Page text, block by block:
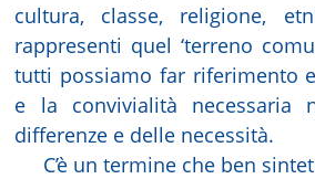
cultura, classe, religione,
rappresenti quel ‘terreno
tutti possiamo far riferimento
e la convivialità necessaria
differenze e delle necessità.
C’è un termine che ben